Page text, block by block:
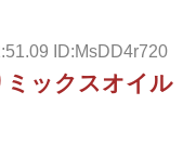
ID:MsDD4r720
ックスオイル